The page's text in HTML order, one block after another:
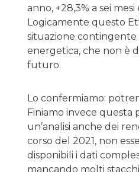
anno, +28,3% a sei
Logicamente questo
situazione contingente
energetica, che non è
futuro.
Lo confermiamo:
Finiamo invece questa
un’analisi anche dei
corso del 2021, non
disponibili i dati
mancando molti